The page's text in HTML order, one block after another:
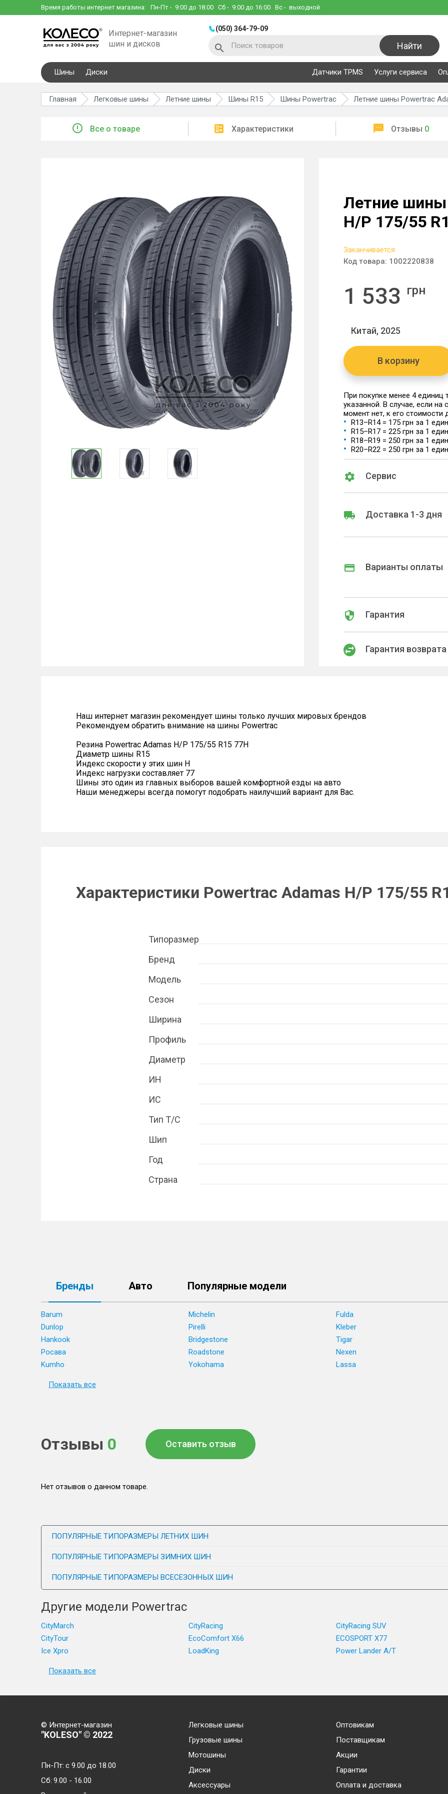
Время работы интернет магазина: Пн-Пт - 9:00 до 18:00 Сб - 9:00 до 16:00 Вс - выходной
Интернет-магазин
шин и дисков
(050) 364-79-09
Найти
Шины Диски Датчики TPMS Услуги сервиса
Главная Легковые шины Летние шины Шины R15 Шины Powertrac Летние шины Powertrac
Все о товаре Характеристики Отзывы 0
Летние шины
H/P 175/55
Заканчивается
Код товара: 1002220838
1 533 грн
Китай, 2025
В корзину
При покупке менее 4
указанной. В случае, если
момент нет, к его стоимости
R13–R14 = 175 грн за 1
R15–R17 = 225 грн за 1
R18–R19 = 250 грн за 1
R20–R22 = 250 грн за 1
Сервис
Доставка 1-3 дня
Варианты оплаты
Гарантия
Гарантия возврата
Наш интернет магазин рекомендует шины только лучших мировых брендов
Рекомендуем обратить внимание на шины Powertrac
Резина Powertrac Adamas H/P 175/55 R15 77H
Диаметр шины R15
Индекс скорости у этих шин H
Индекс нагрузки составляет 77
Шины это один из главных выборов вашей комфортной езды на авто
Наши менеджеры всегда помогут подобрать наилучший вариант для Вас.
Характеристики Powertrac Adamas H/P 175/55
Типоразмер
Бренд
Модель
Сезон
Ширина
Профиль
Диаметр
ИН
ИС
Тип Т/С
Шип
Год
Страна
Бренды Авто Популярные модели
Barum Michelin Fulda
Dunlop
Pirelli Kleber
Hankook
Bridgestone Tigar
Росава
Roadstone Nexen
Kumho
Yokohama Lassa
Показать все
Отзывы 0 Оставить отзыв
Нет отзывов о данном товаре.
ПОПУЛЯРНЫЕ ТИПОРАЗМЕРЫ ЛЕТНИХ ШИН
ПОПУЛЯРНЫЕ ТИПОРАЗМЕРЫ ЗИМНИХ ШИН
ПОПУЛЯРНЫЕ ТИПОРАЗМЕРЫ ВСЕСЕЗОННЫХ ШИН
Другие модели Powertrac
CityMarch CityRacing CityRacing SUV
CityTour
EcoComfort X66 ECOSPORT X77
Ice Xpro
LoadKing Power Lander A/T
Показать все
© Интернет-магазин
"KOLESO" © 2022
Пн-Пт:с 9.00 до 18.00
Сб: 9.00 - 16.00
Легковые шины
Грузовые шины
Мотошины
Диски
Аксессуары
Оптовикам
Поставщикам
Акции
Гарантии
Оплата и доставка